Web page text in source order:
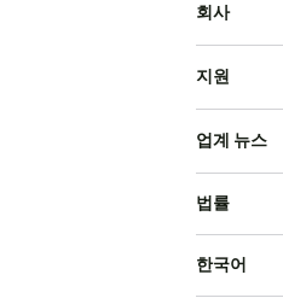
회사
지원
업계 뉴스
법률
한국어